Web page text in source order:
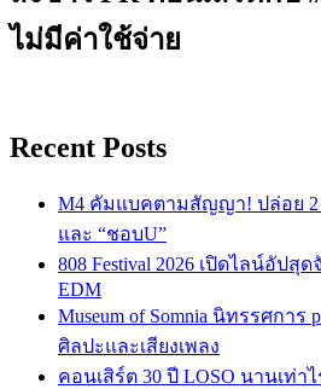
ไม่มีค่าใช้จ่าย
Recent Posts
M4 คัมแบคตามสัญญา! ปล่อย 2
และ “ชอบU”
808 Festival 2026 เปิดไลน์อัปสุ
EDM
Museum of Somnia นิทรรศกา
ศิลปะและเสียงเพลง
คอนเสิร์ต 30 ปี LOSO นานเท่